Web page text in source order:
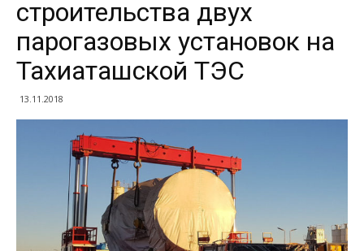
строительства двух
парогазовых установок на
Тахиаташской ТЭС
13.11.2018